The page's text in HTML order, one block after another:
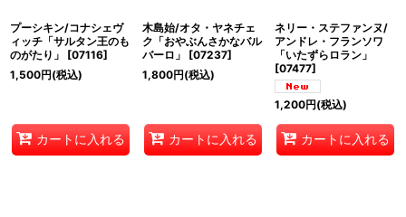
プーシキン/コナシェヴ
ィッチ「サルタン王のも
のがたり」
[07116]
1,500円(税込)
カートに入れる
木島始/オタ・ヤネチェ
ク「おやぶんさかなバル
バーロ」
[07237]
1,800円(税込)
カートに入れる
ネリー・ステファンヌ/
アンドレ・フランソワ
「いたずらロラン」
[07477]
1,200円(税込)
カートに入れる